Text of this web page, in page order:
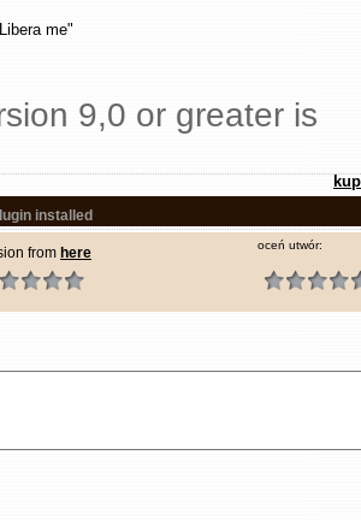
me"
9,0 or greater is
installed
from here oceń utwór: